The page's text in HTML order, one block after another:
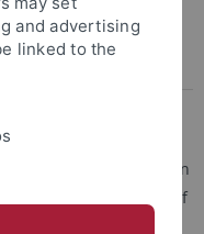
oder ein
Sie sich bitte auf
and advertising
linked to the